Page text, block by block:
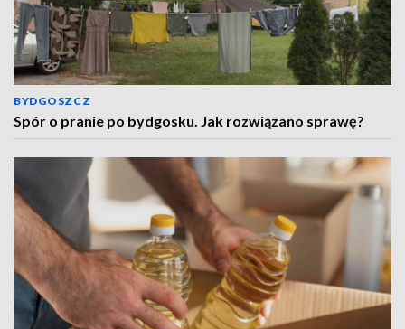
BYDGOSZCZ
Spór o pranie po bydgosku. Jak rozwiązano sprawę?